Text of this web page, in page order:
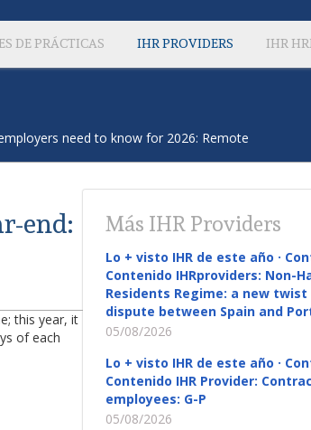
DE PRÁCTICAS IHR PROVIDERS IHR
need to know for 2026: Remote
end:
this year, it
of each
Más IHR Providers
Lo + visto IHR de este año ·
Contenido IHRproviders: Non-
Residents Regime: a new
dispute between Spain and
05/08/2026
Lo + visto IHR de este año ·
Contenido IHR Provider:
employees: G-P
05/08/2026